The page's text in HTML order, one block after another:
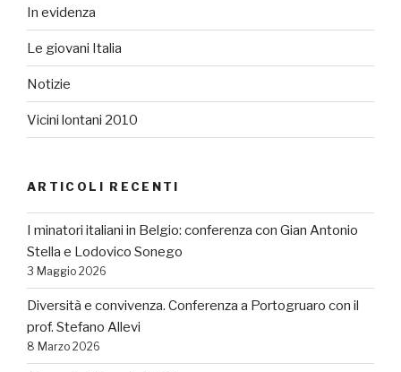
In evidenza
Le giovani Italia
Notizie
Vicini lontani 2010
ARTICOLI RECENTI
I minatori italiani in Belgio: conferenza con Gian Antonio
Stella e Lodovico Sonego
3 Maggio 2026
Diversità e convivenza. Conferenza a Portogruaro con il
prof. Stefano Allevi
8 Marzo 2026